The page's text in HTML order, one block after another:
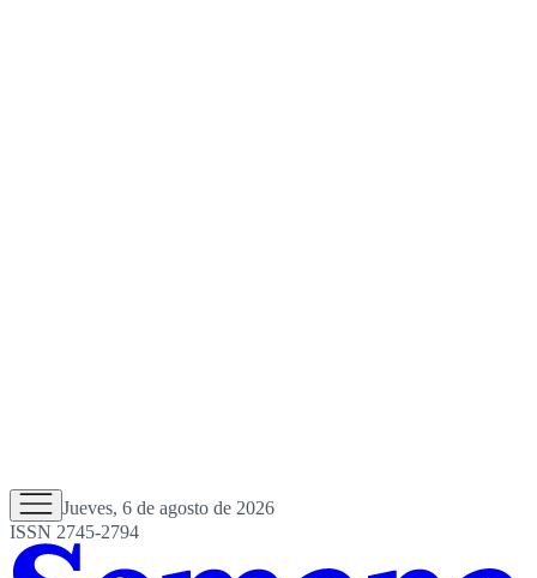
Jueves, 6 de agosto de 2026
ISSN 2745-2794